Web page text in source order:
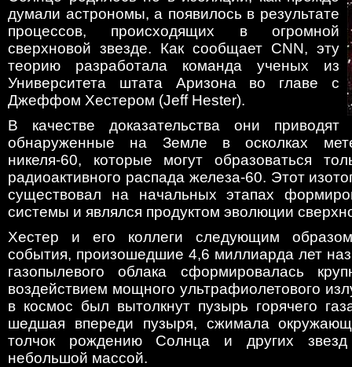
думали астрономы, а появилось в результате
процессов, происходящих в огромной
сверхновой звезде. Как сообщает CNN, эту
теорию разработала команда ученых из
Университета штата Аризона во главе с
Джеффом Хестером (Jeff Hester).
В качестве доказательства они приводят
обнаруженные на Земле в осколках
никеля-60, которые могут образоваться
радиоактивного распада железа-60. Этот
существовал на начальных этапах
системы и являлся продуктом эволюции
Хестер и его коллеги следующим образом
события, произошедшие 4,6 миллиарда лет
газопылевого облака сформировалась
воздействием мощного ультрафиолетового
в космос был вытолкнут пузырь горячего
шедшая впереди пузыря, сжимала
толчок рождению Солнца и других звезд
небольшой массой.